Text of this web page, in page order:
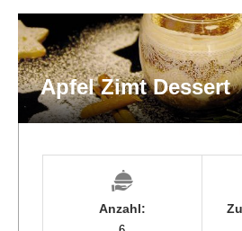
Apfel Zimt Dessert
Anzahl: